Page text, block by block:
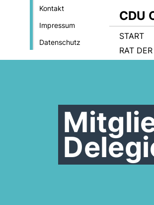
Kontakt
Impressum
Datenschutz
CDU
START
RAT